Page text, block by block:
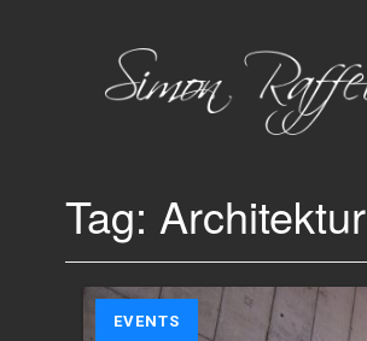
Studios
Tag: Architektur
EVENTS